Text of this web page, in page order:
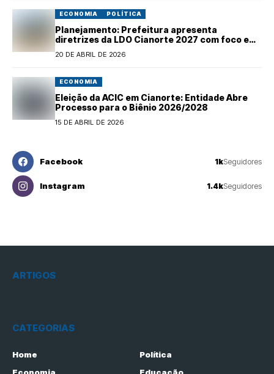
ECONOMIA POLÍTICA
Planejamento: Prefeitura apresenta
diretrizes da LDO Cianorte 2027 com foco em
20 DE ABRIL DE 2026
ECONOMIA
Eleição da ACIC em Cianorte: Entidade Abre
Processo para o Biênio 2026/2028
15 DE ABRIL DE 2026
Facebook 1kSeguidores
Instagram 1.4kSeguidores
ARTIGOS
CATEGORIAS
Home
Política